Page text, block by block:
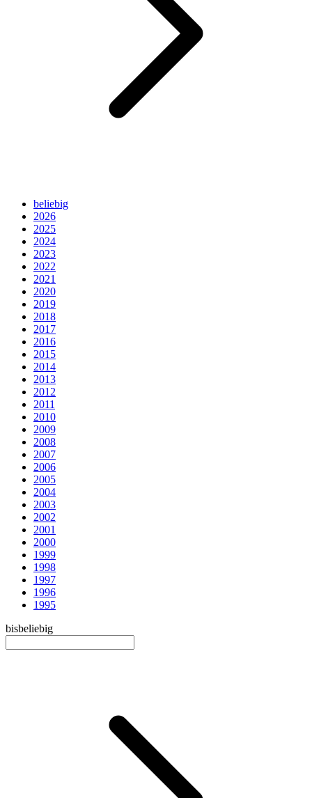
beliebig
2026
2025
2024
2023
2022
2021
2020
2019
2018
2017
2016
2015
2014
2013
2012
2011
2010
2009
2008
2007
2006
2005
2004
2003
2002
2001
2000
1999
1998
1997
1996
1995
bisbeliebig